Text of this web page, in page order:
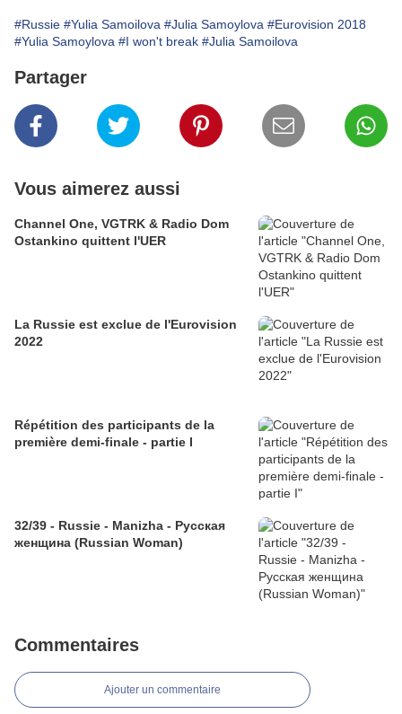
#Russie #Yulia Samoilova #Julia Samoylova #Eurovision 2018
#Yulia Samoylova #I won't break #Julia Samoilova
Partager
Vous aimerez aussi
Channel One, VGTRK & Radio Dom
Ostankino quittent l'UER
La Russie est exclue de l'Eurovision
2022
Répétition des participants de la
première demi-finale - partie I
32/39 - Russie - Manizha - Русская
женщина (Russian Woman)
Commentaires
Ajouter un commentaire